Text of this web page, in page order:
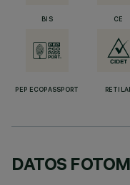
BIS CE
PEP ECOPASSPORT
DATOS